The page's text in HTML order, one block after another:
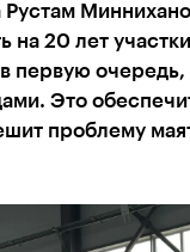
Рустам
на 20 лет
первую очередь,
Это
проблему